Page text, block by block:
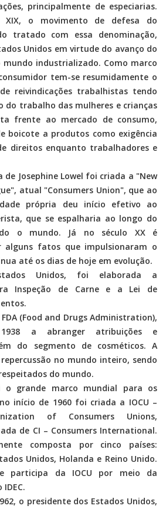
principalmente de especiarias.
o movimento de defesa do
tratado com essa denominação,
Unidos em virtude do avanço do
industrializado. Como marco
tem-se resumidamente o
reivindicações trabalhistas tendo
do trabalho das mulheres e crianças
frente ao mercado de consumo,
boicote a produtos como exigência
direitos enquanto trabalhadores e
de Josephine Lowel foi criada a "New
atual "Consumers Union", que ao
própria deu início efetivo ao
que se espalharia ao longo do
o mundo. Já no século XX é
alguns fatos que impulsionaram o
até os dias de hoje em evolução.
Unidos, foi elaborada a
Inspeção de Carne e a Lei de
(Food and Drugs Administration),
a abranger atribuições e
do segmento de cosméticos. A
no mundo inteiro, sendo
do mundo.
grande marco mundial para os
início de 1960 foi criada a IOCU –
of Consumers Unions,
de CI – Consumers International.
composta por cinco países:
Unidos, Holanda e Reino Unido.
participa da IOCU por meio da
o presidente dos Estados Unidos,